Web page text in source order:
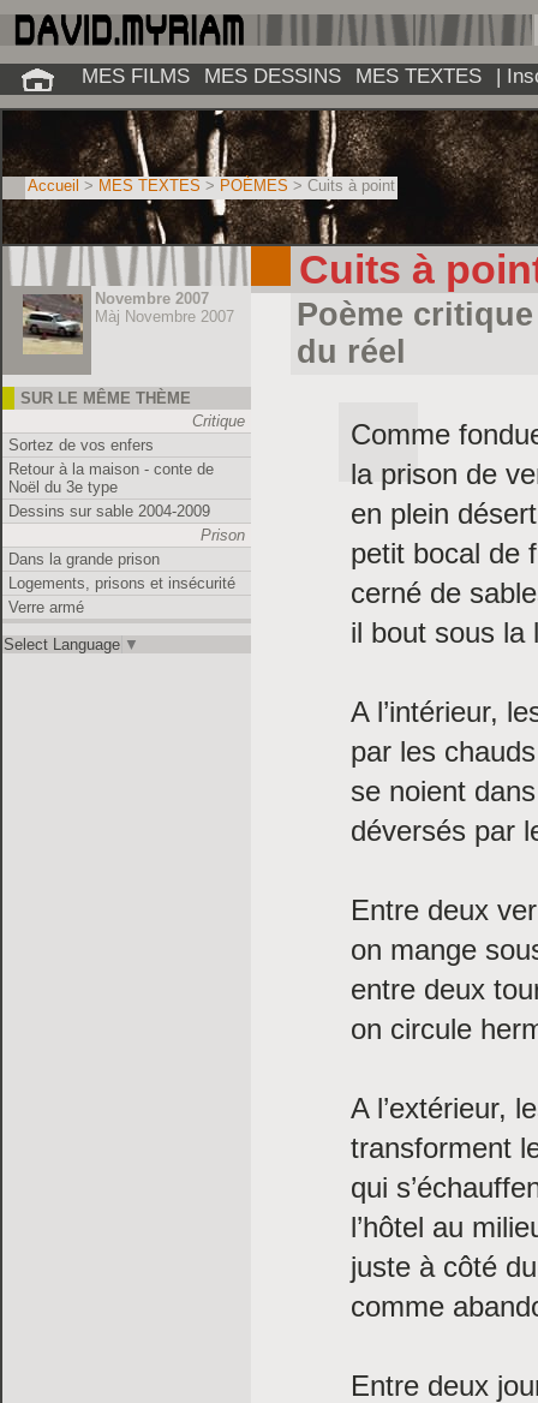
Novembre 2007
Màj Novembre 2007
SUR LE MÊME THÈME
Critique
Sortez de vos enfers
Retour à la maison - conte de
Noël du 3e type
Dessins sur sable 2004-2009
Prison
Dans la grande prison
Logements, prisons et insécurité
Verre armé
Select Language ▼
Cuits à
Poème
du réel
Comme
la prison de
en plein
petit bocal de
cerné de
il bout sous la
A l’intérieur,
par les
se noient
déversés par
Entre deux
on mange
entre deux
on circule
A l’extérieur,
transforment
qui
l’hôtel au
juste à côté
comme
Entre deux
Accueil > MES TEXTES > POÈMES > Cuits à point
MES FILMS MES DESSINS MES TEXTES |